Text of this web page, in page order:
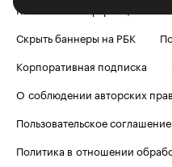
Контактная информация
Скрыть баннеры на РБК
Корпоративная подписка
О соблюдении авторских
Пользовательское соглашение
Политика в отношении